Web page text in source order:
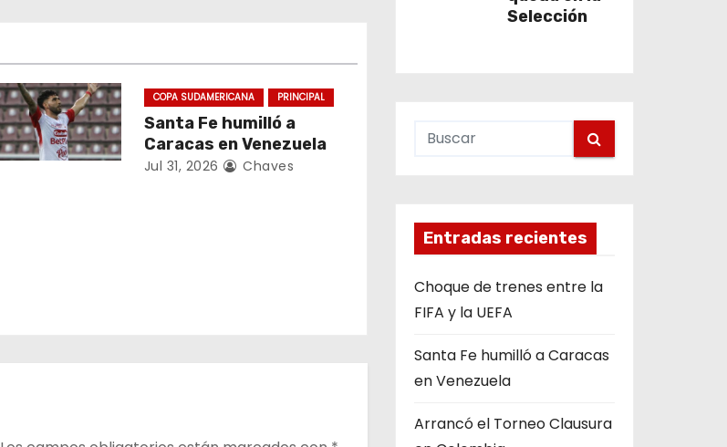
COPA SUDAMERICANA PRINCIPAL
Santa Fe humilló a
Caracas en Venezuela
Jul 31, 2026 Chaves
Selección
Entradas recientes
Choque de trenes entre la
FIFA y la UEFA
Santa Fe humilló a Caracas
en Venezuela
Arrancó el Torneo Clausura